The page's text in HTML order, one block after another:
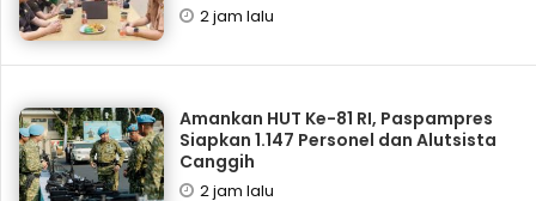
2 jam lalu
Amankan HUT Ke-81 RI, Paspampres
Siapkan 1.147 Personel dan Alutsista
Canggih
2 jam lalu